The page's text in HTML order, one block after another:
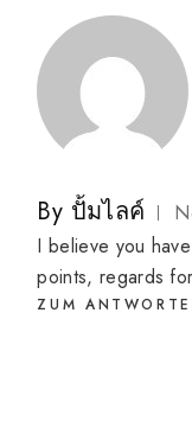
By ปั้มไลค์
I believe you
points, regards
ZUM